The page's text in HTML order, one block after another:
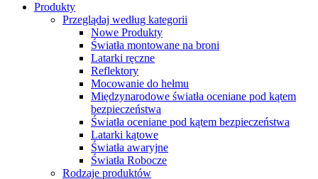
Produkty
Przeglądaj według kategorii
Nowe Produkty
Światła montowane na broni
Latarki ręczne
Reflektory
Mocowanie do hełmu
Międzynarodowe światła oceniane pod kątem
bezpieczeństwa
Światła oceniane pod kątem bezpieczeństwa
Latarki kątowe
Światła awaryjne
Światła Robocze
Rodzaje produktów